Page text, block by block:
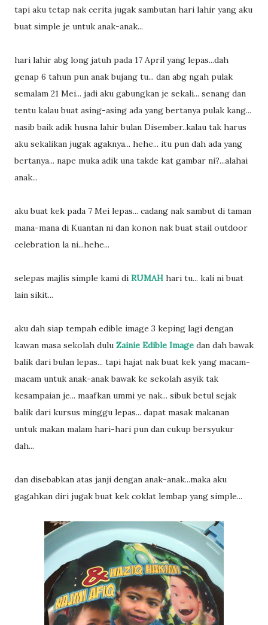
tapi aku tetap nak cerita jugak sambutan hari lahir yang aku
buat simple je untuk anak-anak...
hari lahir abg long jatuh pada 17 April yang lepas...dah
genap 6 tahun pun anak bujang tu... dan abg ngah pulak
semalam 21 Mei... jadi aku gabungkan je sekali... senang dan
tentu kalau buat asing-asing ada yang bertanya pulak kang...
nasib baik adik husna lahir bulan Disember..kalau tak harus
aku sekalikan jugak agaknya... hehe... itu pun dah ada yang
bertanya... nape muka adik una takde kat gambar ni?...alahai
anak...
aku buat kek pada 7 Mei lepas... cadang nak sambut di taman
mana-mana di Kuantan ni dan konon nak buat stail outdoor
celebration la ni...hehe...
selepas majlis simple kami di RUMAH hari tu... kali ni buat
lain sikit...
aku dah siap tempah edible image 3 keping lagi dengan
kawan masa sekolah dulu Zainie Edible Image dan dah bawak
balik dari bulan lepas... tapi hajat nak buat kek yang macam-
macam untuk anak-anak bawak ke sekolah asyik tak
kesampaian je... maafkan ummi ye nak... sibuk betul sejak
balik dari kursus minggu lepas... dapat masak makanan
untuk makan malam hari-hari pun dan cukup bersyukur
dah...
dan disebabkan atas janji dengan anak-anak...maka aku
gagahkan diri jugak buat kek coklat lembap yang simple...